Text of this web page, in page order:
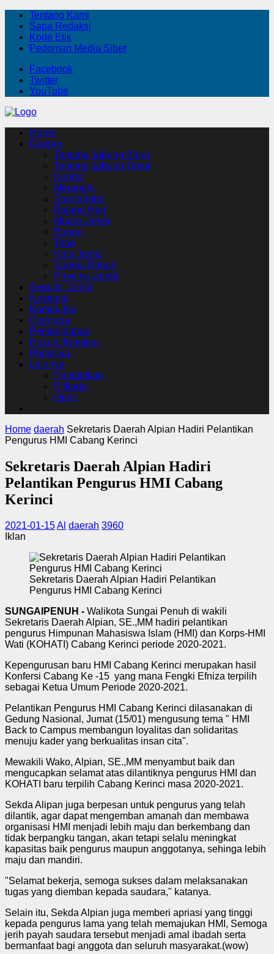
Tentang Kami
Sapa Redaksi
Kode Etik
Pedoman Media Siber
Facebook
Twitter
YouTube
Home
Daerah
Tanjung Jabung Barat
Tanjung Jabung Timur
Kerinci
Merangin
Sarolangun
Batang Hari
Muaro Jambi
Bungo
Tebo
Kota Jambi
Sungai Penuh
Provinsi Jambi
Seputar Jambi
Nasional
Komunitas
Olahraga
Pemerintahan
Hukum Kriminal
Peristiwa
Lainnya
Pendidikan
Pilkada
Opini
Home daerah Sekretaris Daerah Alpian Hadiri Pelantikan
Pengurus HMI Cabang Kerinci
Sekretaris Daerah Alpian Hadiri
Pelantikan Pengurus HMI Cabang
Kerinci
2021-01-15Al daerah 3960
Iklan
Sekretaris Daerah Alpian Hadiri Pelantikan
Pengurus HMI Cabang Kerinci
SUNGAIPENUH - Walikota Sungai Penuh di wakili
Sekretaris Daerah Alpian, SE.,MM hadiri pelantikan
pengurus Himpunan Mahasiswa Islam (HMI) dan Korps-HMI
Wati (KOHATI) Cabang Kerinci periode 2020-2021.
Kepengurusan baru HMI Cabang Kerinci merupakan hasil
Konfersi Cabang Ke -15 yang mana Fengki Efniza terpilih
sebagai Ketua Umum Periode 2020-2021.
Pelantikan Pengurus HMI Cabang Kerinci dilasanakan di
Gedung Nasional, Jumat (15/01) mengusung tema " HMI
Back to Campus membangun loyalitas dan solidaritas
menuju kader yang berkualitas insan cita".
Mewakili Wako, Alpian, SE.,MM menyambut baik dan
mengucapkan selamat atas dilantiknya pengurus HMI dan
KOHATI baru terpilih Cabang Kerinci masa 2020-2021.
Sekda Alipan juga berpesan untuk pengurus yang telah
dilantik, agar dapat mengemban amanah dan membawa
organisasi HMI menjadi lebih maju dan berkembang dan
tidak berpangku tangan, akan tetapi selalu meningkat
kapasitas baik pengurus maupun anggotanya, sehinga lebih
maju dan mandiri.
"Selamat bekerja, semoga sukses dalam melaksanakan
tugas yang diemban kepada saudara," katanya.
Selain itu, Sekda Alpian juga memberi apriasi yang tinggi
kepada pengurus lama yang telah memajukan HMI, Semoga
jerih payah saudara tersebut menjadi amal ibadah serta
bermanfaat bagi anggota dan seluruh masyarakat.(wow)